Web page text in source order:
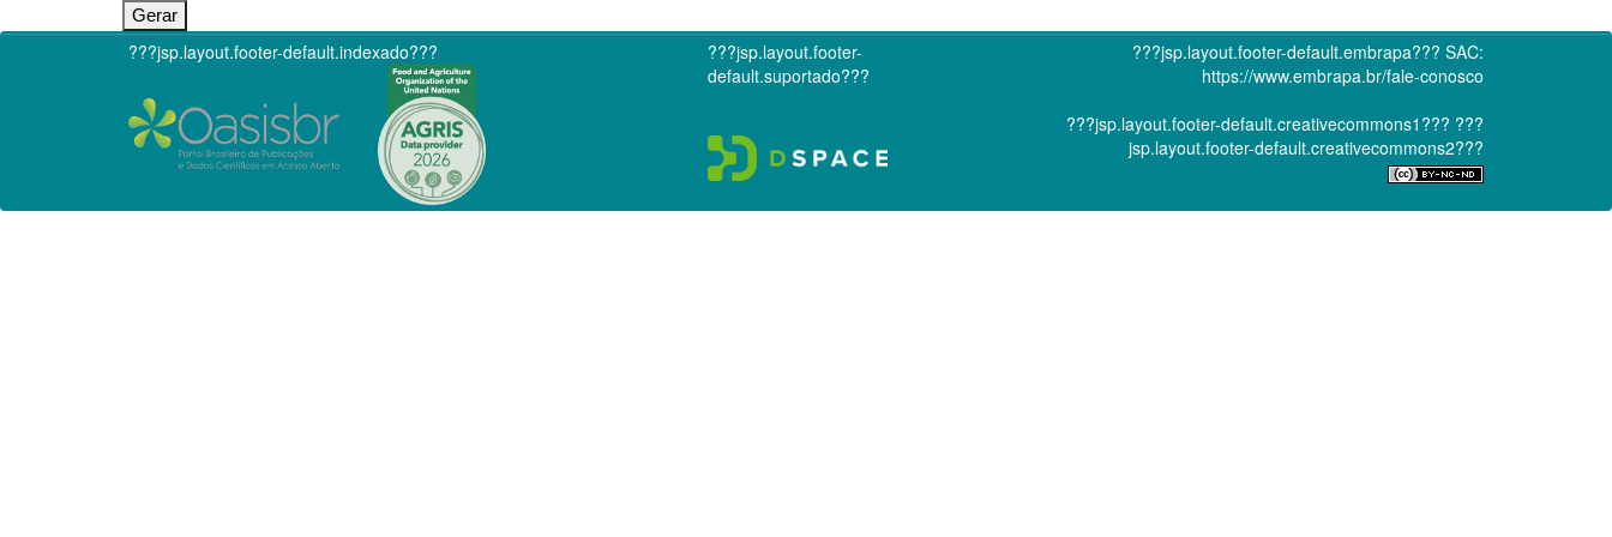
???jsp.layout.footer-default.indexado???
???jsp.layout.footer-
default.suportado???
???jsp.layout.footer-default.embrapa??? SAC:
https://www.embrapa.br/fale-conosco
???jsp.layout.footer-default.creativecommons1??? ???
jsp.layout.footer-default.creativecommons2???